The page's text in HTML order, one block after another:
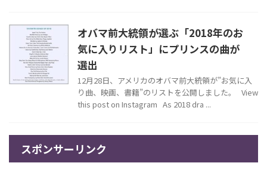
オバマ前大統領が選ぶ「2018年のお
気に入りリスト」にプリンスの曲が
選出
12月28日、アメリカのオバマ前大統領が”お気に入
り曲、映画、書籍”のリストを公開しました。 View
this post on Instagram As 2018 dra ...
スポンサーリンク